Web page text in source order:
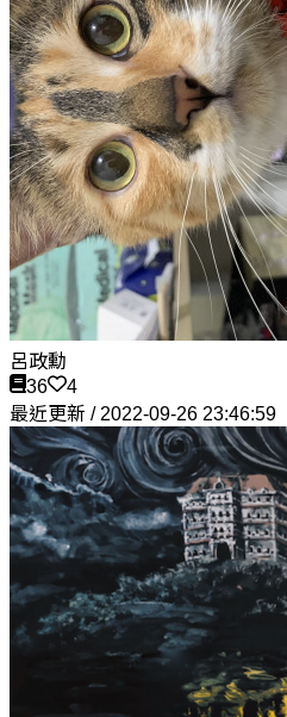
呂政勳
36
4
最近更新 / 2022-09-26 23:46:59